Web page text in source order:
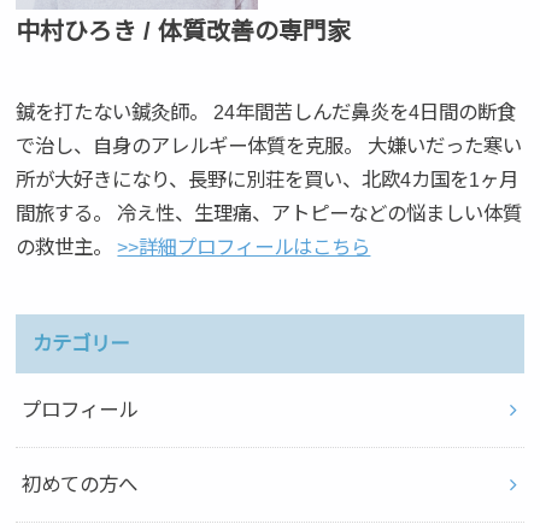
中村ひろき / 体質改善の専門家
鍼を打たない鍼灸師。 24年間苦しんだ鼻炎を4日間の断食
で治し、自身のアレルギー体質を克服。 大嫌いだった寒い
所が大好きになり、長野に別荘を買い、北欧4カ国を1ヶ月
間旅する。 冷え性、生理痛、アトピーなどの悩ましい体質
の救世主。>>詳細プロフィールはこちら
カテゴリー
プロフィール
初めての方へ